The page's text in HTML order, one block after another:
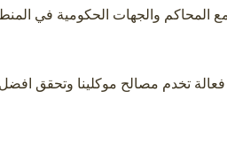
المحاكم والجهات الحكومية في
فعالة تخدم مصالح موكلينا وتحقق افضل